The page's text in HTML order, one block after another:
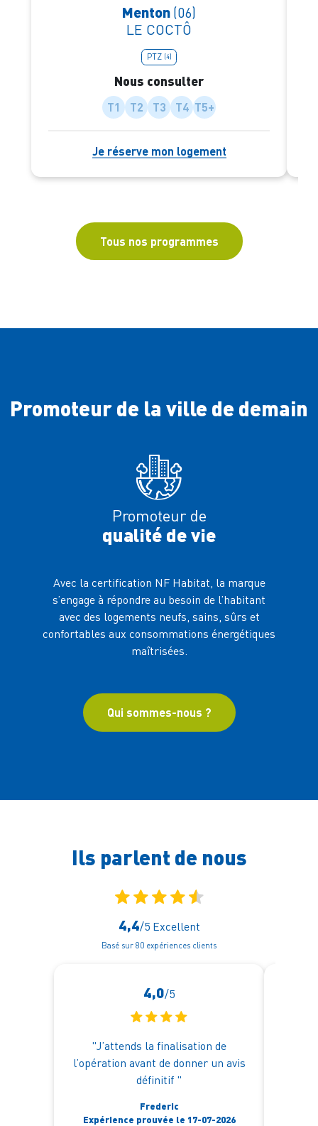
Menton(06)
LE COCTÔ
PTZ (4)
Nous consulter
T1 T2 T3 T4 T5+
Je réserve mon logement
Tous nos programmes
Promoteur de la ville de demain
Promoteur de
qualité de vie
Avec la certification NF Habitat, la marque
s’engage à répondre au besoin de l’habitant
avec des logements neufs, sains, sûrs et
confortables aux consommations énergétiques
maîtrisées.
Qui sommes-nous ?
Ils parlent de nous
4,4/5 Excellent
Basé sur 80 expériences clients
4,0/5
"J’attends la finalisation de
l’opération avant de donner un avis
définitif "
Frederic
Expérience prouvée le 17-07-2026